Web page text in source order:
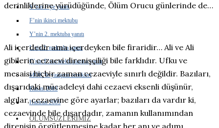
Y’nin F’ye yanıtı
F’nin ikinci mektubu
Y’nin 2. mektuba yanıtı
L’nin 2. mektuba yanıtı
Ç’nin F’nin mektuplarına yanıtı
MÖK’le yazışma örnekleri
Kasım 2003
Haziran 2005
ÖLÜMSÜZLERIMIZ
derinliklerine yürüdüğünde, Ölüm Orucu günlerinde de…
Ali içerdedir ama içerdeyken bile firaridir… Ali ve Ali
gibilerin cezaevi direnişçiliği bile farklıdır. Ufku ve
mesaisi hiçbir zaman cezaeviyle sınırlı değildir. Bazıları,
dışarıdaki mücadeleyi dahi cezaevi eksenli düşünür,
algılar, cezaevine göre ayarlar; bazıları da vardır ki,
cezaevinde bile dışardadır, zamanın kullanımından